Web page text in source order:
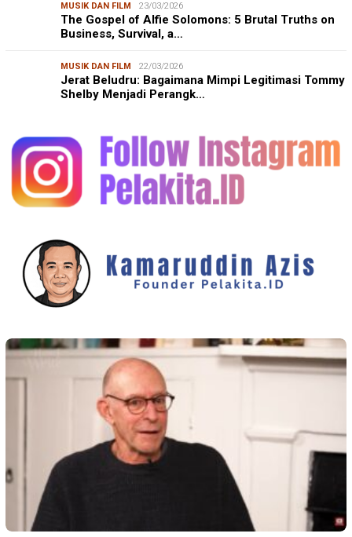
MUSIK DAN FILM 23/03/2026
The Gospel of Alfie Solomons: 5 Brutal Truths on
Business, Survival, a…
MUSIK DAN FILM 22/03/2026
Jerat Beludru: Bagaimana Mimpi Legitimasi Tommy
Shelby Menjadi Perangk…